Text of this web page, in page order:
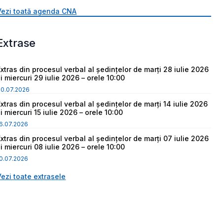
toată agenda CNA
din procesul verbal al ședințelor de marți 28 iulie 2026
miercuri 29 iulie 2026 – orele 10:00
din procesul verbal al ședințelor de marți 14 iulie 2026
miercuri 15 iulie 2026 – orele 10:00
din procesul verbal al ședințelor de marți 07 iulie 2026
miercuri 08 iulie 2026 – orele 10:00
toate extrasele